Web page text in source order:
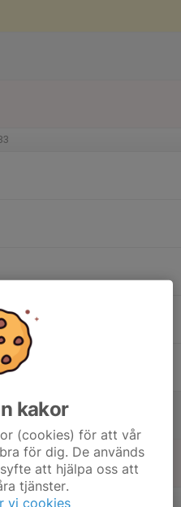
kakor
(cookies) för att vår
för dig. De används
att hjälpa oss att
tjänster.
vi cookies